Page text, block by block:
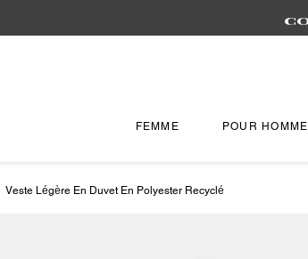
FEMME POUR HOMME
Veste Légère En Duvet En Polyester Recyclé